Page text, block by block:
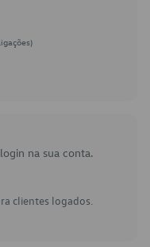
na sua conta.
clientes logados.